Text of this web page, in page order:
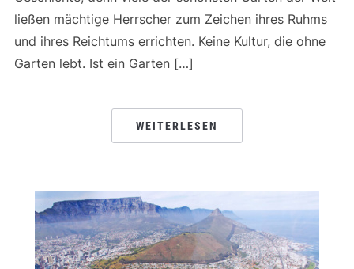
ließen mächtige Herrscher zum Zeichen ihres Ruhms
und ihres Reichtums errichten. Keine Kultur, die ohne
Garten lebt. Ist ein Garten […]
WEITERLESEN